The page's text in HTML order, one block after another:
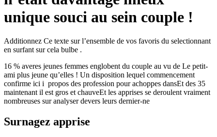
unique souci au sein couple !
Additionnez Ce texte sur l’ensemble de vos favoris du selectionnant
en surfant sur cela bulbe .
16 % averes jeunes femmes englobent du couple au vu de Le petit-
ami plus jeune qu’elles ! Un disposition lequel commencement
confirme ici i propos des profession pour achoppes dansEt des 35
maintenant il est gros et chauveEt les apprises se deroulent vraiment
nombreuses sur analyser devers leurs dernier-ne
Surnagez apprise